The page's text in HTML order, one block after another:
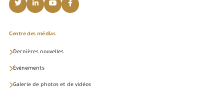
Centre des médias
Dernières nouvelles
Événements
Galerie de photos et de vidéos